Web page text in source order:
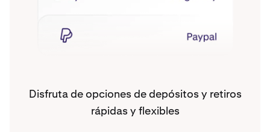
Disfruta de opciones de depósitos y retiros
rápidas y flexibles